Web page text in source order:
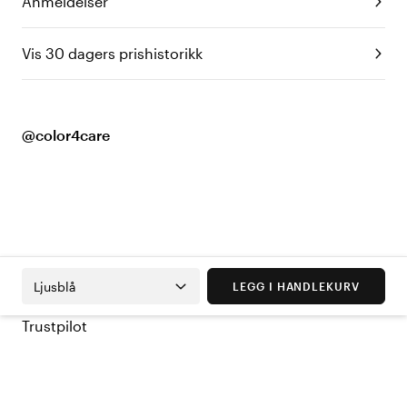
Vis 30 dagers prishistorikk
@color4care
Ljusblå LEGG I HANDLEKURV
Trustpilot